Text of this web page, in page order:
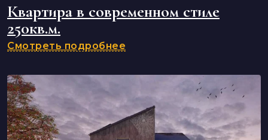
Квартира в современном стиле
250кв.м.
Смотреть подробнее